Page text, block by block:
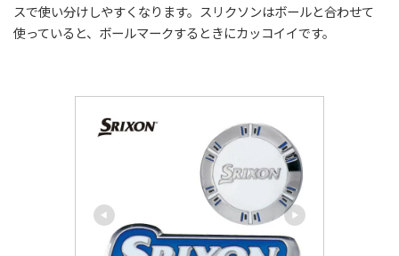
スで使い分けしやすくなります。スリクソンはボールと合わせて
使っていると、ボールマークするときにカッコイイです。